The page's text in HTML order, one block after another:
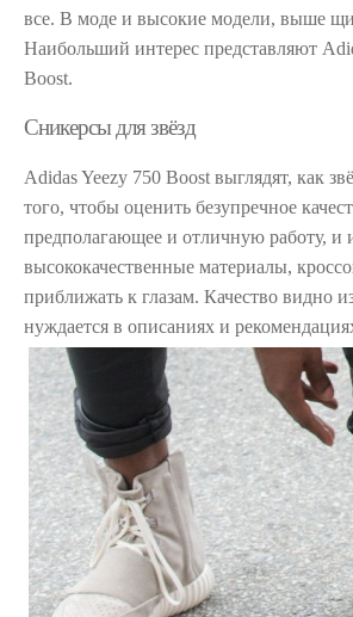
все. В моде и высокие модели, выше
Наибольший интерес представляют
Boost.
Сникерсы для звёзд
Adidas Yeezy 750 Boost выглядят, как
того, чтобы оценить безупречное
предполагающее и отличную работу, и
высококачественные материалы,
приближать к глазам. Качество видно
нуждается в описаниях и